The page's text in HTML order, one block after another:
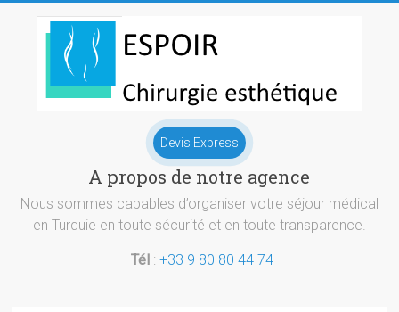
Chirurgie
esthetique
Turquie
Devis Express
A propos de notre agence
Nous sommes capables d’organiser votre séjour médical
en Turquie en toute sécurité et en toute transparence.
|Tél :+33 9 80 80 44 74